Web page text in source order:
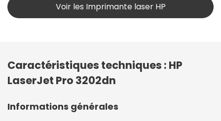
Voir les Imprimante laser HP
Caractéristiques techniques : HP
LaserJet Pro 3202dn
Informations générales